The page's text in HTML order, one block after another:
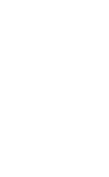
Cbonds.ru